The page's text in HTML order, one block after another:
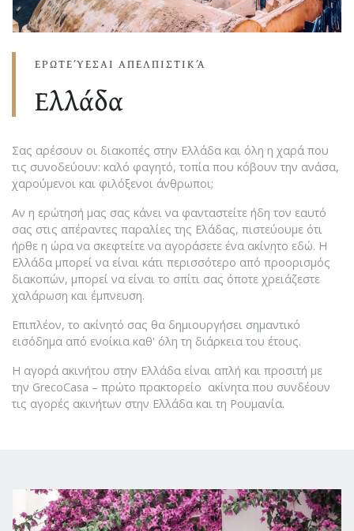
ΕΡΩΤΕΎΕΣΑΙ ΑΠΕΛΠΙΣΤΙΚΆ
Ελλάδα
Σας αρέσουν οι διακοπές στην Ελλάδα και όλη η χαρά που
τις συνοδεύουν: καλό φαγητό, τοπία που κόβουν την ανάσα,
χαρούμενοι και φιλόξενοι άνθρωποι;
Αν η ερώτησή μας σας κάνει να φανταστείτε ήδη τον εαυτό
σας στις απέραντες παραλίες της Ελάδας, πιστεύουμε ότι
ήρθε η ώρα να σκεφτείτε να αγοράσετε ένα ακίνητο εδώ. Η
Ελλάδα μπορεί να είναι κάτι περισσότερο από προορισμός
διακοπών, μπορεί να είναι το σπίτι σας όποτε χρειάζεστε
χαλάρωση και έμπνευση.
Επιπλέον, το ακίνητό σας θα δημιουργήσει σημαντικό
εισόδημα από ενοίκια καθ' όλη τη διάρκεια του έτους.
Η αγορά ακινήτου στην Ελλάδα είναι απλή και προσιτή με
την GrecoCasa – πρώτο πρακτορείο ακίνητα που συνδέουν
τις αγορές ακινήτων στην Ελλάδα και τη Ρουμανία.